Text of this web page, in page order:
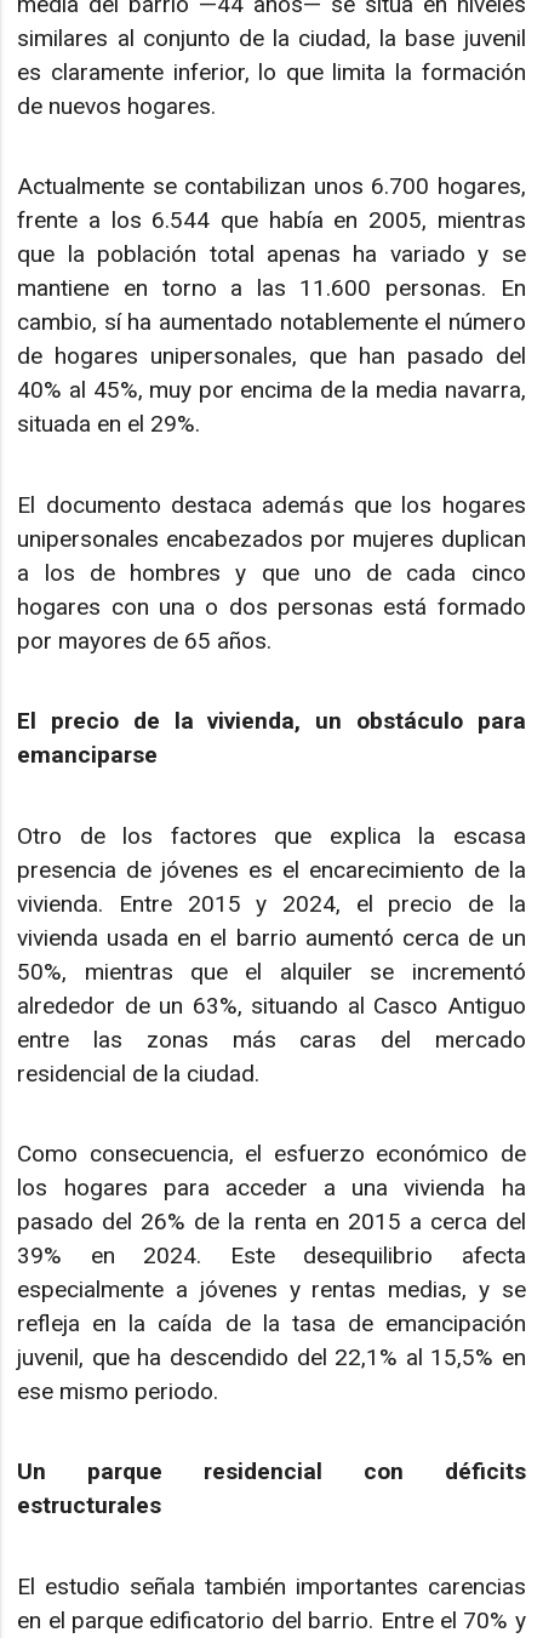
similares al conjunto de la ciudad, la base juvenil
es claramente inferior, lo que limita la formación
de nuevos hogares.
Actualmente se contabilizan unos 6.700 hogares,
frente a los 6.544 que había en 2005, mientras
que la población total apenas ha variado y se
mantiene en torno a las 11.600 personas. En
cambio, sí ha aumentado notablemente el número
de hogares unipersonales, que han pasado del
40% al 45%, muy por encima de la media navarra,
situada en el 29%.
El documento destaca además que los hogares
unipersonales encabezados por mujeres duplican
a los de hombres y que uno de cada cinco
hogares con una o dos personas está formado
por mayores de 65 años.
El precio de la vivienda, un obstáculo para
emanciparse
Otro de los factores que explica la escasa
presencia de jóvenes es el encarecimiento de la
vivienda. Entre 2015 y 2024, el precio de la
vivienda usada en el barrio aumentó cerca de un
50%, mientras que el alquiler se incrementó
alrededor de un 63%, situando al Casco Antiguo
entre las zonas más caras del mercado
residencial de la ciudad.
Como consecuencia, el esfuerzo económico de
los hogares para acceder a una vivienda ha
pasado del 26% de la renta en 2015 a cerca del
39% en 2024. Este desequilibrio afecta
especialmente a jóvenes y rentas medias, y se
refleja en la caída de la tasa de emancipación
juvenil, que ha descendido del 22,1% al 15,5% en
ese mismo periodo.
Un parque residencial con déficits
estructurales
El estudio señala también importantes carencias
en el parque edificatorio del barrio. Entre el 70% y